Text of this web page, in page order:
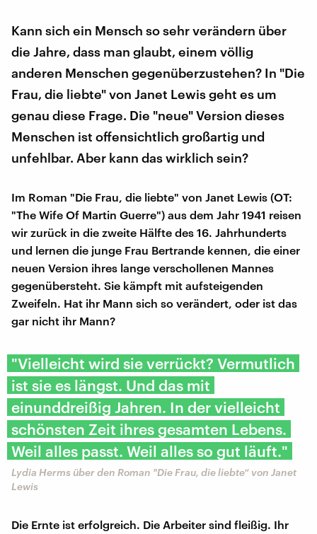
Kann sich ein Mensch so sehr verändern über
die Jahre, dass man glaubt, einem völlig
anderen Menschen gegenüberzustehen? In "Die
Frau, die liebte" von Janet Lewis geht es um
genau diese Frage. Die "neue" Version dieses
Menschen ist offensichtlich großartig und
unfehlbar. Aber kann das wirklich sein?
Im Roman "Die Frau, die liebte" von Janet Lewis (OT:
"The Wife Of Martin Guerre") aus dem Jahr 1941 reisen
wir zurück in die zweite Hälfte des 16. Jahrhunderts
und lernen die junge Frau Bertrande kennen, die einer
neuen Version ihres lange verschollenen Mannes
gegenübersteht. Sie kämpft mit aufsteigenden
Zweifeln. Hat ihr Mann sich so verändert, oder ist das
gar nicht ihr Mann?
"Vielleicht wird sie verrückt? Vermutlich
ist sie es längst. Und das mit
einunddreißig Jahren. In der vielleicht
schönsten Zeit ihres gesamten Lebens.
Weil alles passt. Weil alles so gut läuft."
Lydia Herms über den Roman "Die Frau, die liebte“ von Janet
Lewis
Die Ernte ist erfolgreich. Die Arbeiter sind fleißig. Ihr